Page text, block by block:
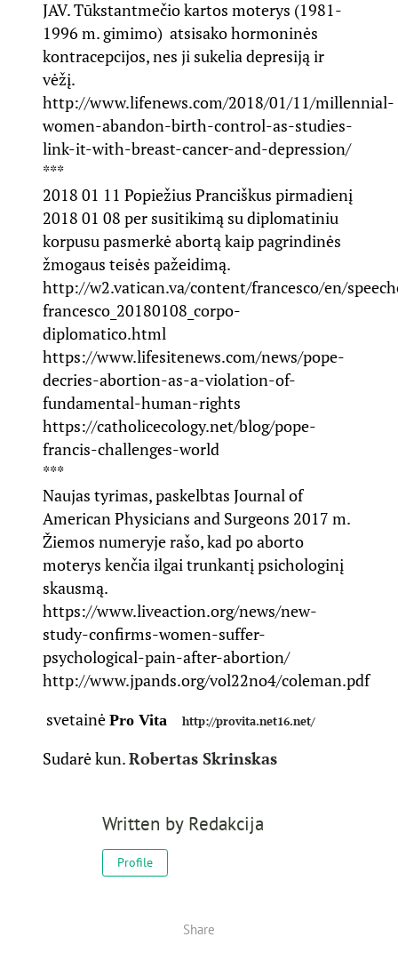
JAV. Tūkstantmečio kartos moterys (1981-
1996 m. gimimo) atsisako hormoninės
kontracepcijos, nes ji sukelia depresiją ir
vėžį.
http://www.lifenews.com/2018/01/11/millennial-
women-abandon-birth-control-as-studies-
link-it-with-breast-cancer-and-depression/
***
2018 01 11 Popiežius Pranciškus pirmadienį
2018 01 08 per susitikimą su diplomatiniu
korpusu pasmerkė abortą kaip pagrindinės
žmogaus teisės pažeidimą.
http://w2.vatican.va/content/francesco/en/
francesco_20180108_corpo-
diplomatico.html
https://www.lifesitenews.com/news/pope-
decries-abortion-as-a-violation-of-
fundamental-human-rights
https://catholicecology.net/blog/pope-
francis-challenges-world
***
Naujas tyrimas, paskelbtas Journal of
American Physicians and Surgeons 2017 m.
Žiemos numeryje rašo, kad po aborto
moterys kenčia ilgai trunkantį psichologinį
skausmą.
https://www.liveaction.org/news/new-
study-confirms-women-suffer-
psychological-pain-after-abortion/
http://www.jpands.org/vol22no4/coleman.pdf
svetainė Pro Vita http://provita.net16.net/
Sudarė kun.Robertas Skrinskas
Written by Redakcija
Profile
Share